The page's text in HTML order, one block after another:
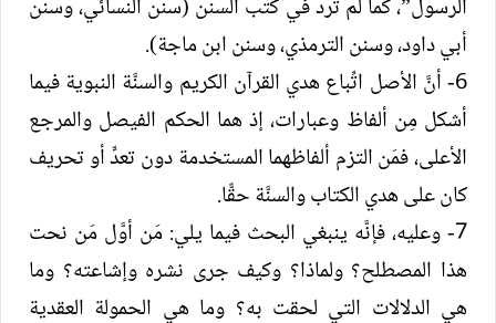
الرسول”، كما لم ترد في كتب السنن (سنن النسائي، وسنن
أبي داود، وسنن الترمذي، وسنن ابن ماجة).
6- أنَّ الأصل اتِّباع هدي القرآن الكريم والسنَّة النبوية فيما
أشكل مِن ألفاظ وعبارات، إذ هما الحكم الفيصل والمرجع
الأعلى، فمَن التزم ألفاظهما المستخدمة دون تعدٍّ أو تحريف
كان على هدي الكتاب والسنَّة حقًّا.
7- وعليه، فإنَّه ينبغي البحث فيما يلي: مَن أوَّل مَن نحت
هذا المصطلح؟ ولماذا؟ وكيف جرى نشره وإشاعته؟ وما
هي الدلالات التي لحقت به؟ وما هي الحمولة العقدية